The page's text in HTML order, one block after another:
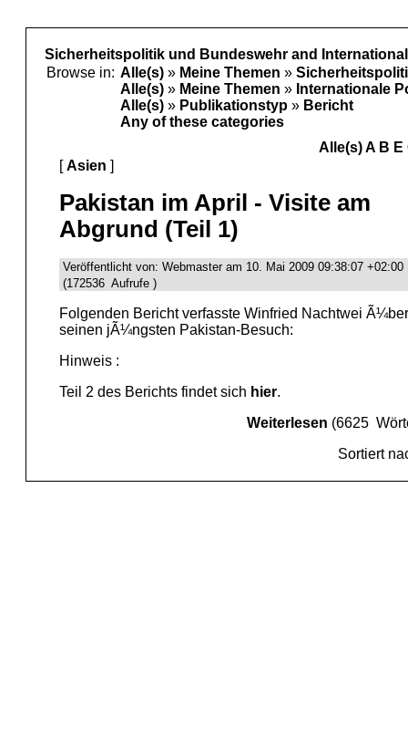
Sicherheitspolitik und Bundeswehr and
Browse in: Alle(s) » Meine Themen »
Alle(s) » Meine Themen » Internationale
Alle(s) » Publikationstyp » Bericht
Any of these categories
Alle(s)A B E
[Asien ]
Pakistan im April - Visite am
Abgrund (Teil 1)
Veröffentlicht von: Webmaster am 10. Mai 2009 09:38:07 +02:00
(172536 Aufrufe )
Folgenden Bericht verfasste Winfried Nachtwei Ã¼ber
seinen jÃ¼ngsten Pakistan-Besuch:
Hinweis :
Teil 2 des Berichts findet sich hier.
Weiterlesen (6625
Sortiert